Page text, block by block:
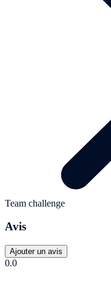
Team challenge
Avis
Ajouter un avis
0.0